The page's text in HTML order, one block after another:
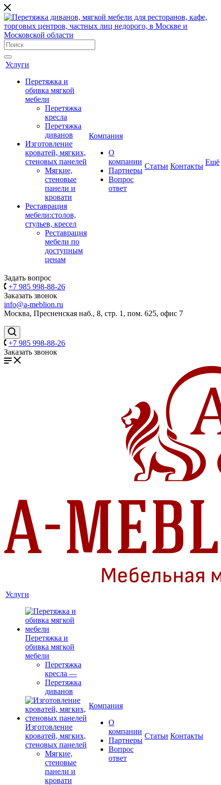
Услуги
Перетяжка и
обивка мягкой
мебели
Перетяжка
кресла
Перетяжка
диванов
Изготовление
кроватей, мягких,
стеновых панелей
Мягкие,
стеновые
панели и
кровати
Реставрация
мебели:столов,
стульев, кресел
Реставрация
мебели по
доступным
ценам
Компания
О
компании
Партнеры
Вопрос
ответ
Cтатьи Контакты Ещё
Задать вопрос
+7 985 998-88-26
Заказать звонок
info@a-meblion.ru
Москва, Пресненская наб., 8, стр. 1, пом. 625, офис 7
+7 985 998-88-26
Заказать звонок
Услуги
Перетяжка и
обивка мягкой
мебели
Перетяжка
кресла —
Перетяжка
диванов
Изготовление
кроватей, мягких,
стеновых панелей
Мягкие,
стеновые
панели и
кровати
Компания
О
компании
Партнеры
Вопрос
ответ
Cтатьи Контакты